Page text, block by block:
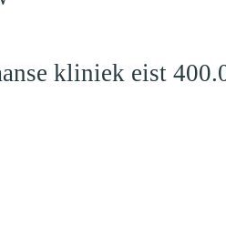
kliniek eist